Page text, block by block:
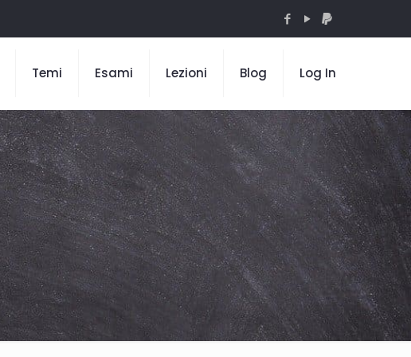
Temi Esami Lezioni Blog Log In